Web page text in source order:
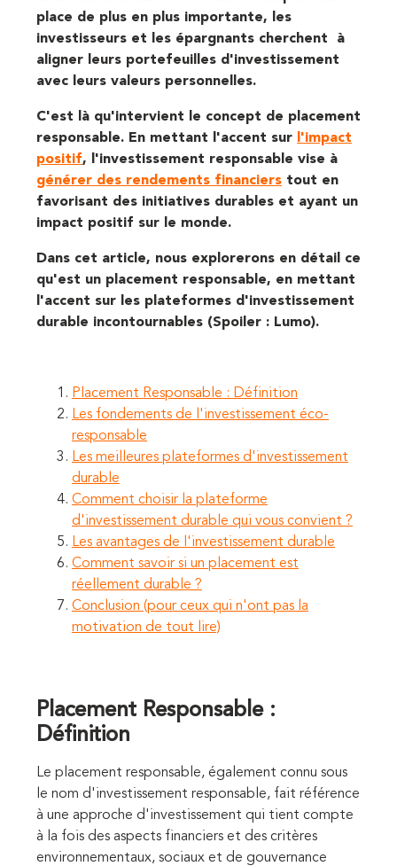
place de plus en plus importante, les
investisseurs et les épargnants cherchent à
aligner leurs portefeuilles d'investissement
avec leurs valeurs personnelles.
C'est là qu'intervient le concept de placement
responsable. En mettant l'accent sur
l'impact
positif, l'investissement responsable vise à
générer des rendements financiers tout en
favorisant des initiatives durables et ayant un
impact positif sur le monde.
Dans cet article, nous explorerons en détail ce
qu'est un placement responsable, en mettant
l'accent sur les plateformes d'investissement
durable incontournables (Spoiler : Lumo).
Placement Responsable : Définition
Les fondements de l'investissement éco-
responsable
Les meilleures plateformes d'investissement
durable
Comment choisir la plateforme
d'investissement durable qui vous convient ?
Les avantages de l'investissement durable
Comment savoir si un placement est
réellement durable ?
Conclusion (pour ceux qui n'ont pas la
motivation de tout lire)
Placement Responsable :
Définition
Le placement responsable, également connu sous
le nom d'investissement responsable, fait référence
à une approche d'investissement qui tient compte
à la fois des aspects financiers et des critères
environnementaux, sociaux et de gouvernance